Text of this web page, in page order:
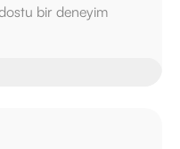
bir deneyim